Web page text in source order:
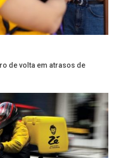
de volta em atrasos de